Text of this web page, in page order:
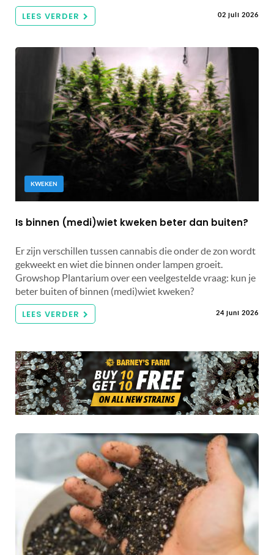
LEES VERDER 02 juli 2026
KWEKEN
Is binnen (medi)wiet kweken beter dan buiten?
Er zijn verschillen tussen cannabis die onder de zon wordt
gekweekt en wiet die binnen onder lampen groeit.
Growshop Plantarium over een veelgestelde vraag: kun je
beter buiten of binnen (medi)wiet kweken?
LEES VERDER 24 juni 2026